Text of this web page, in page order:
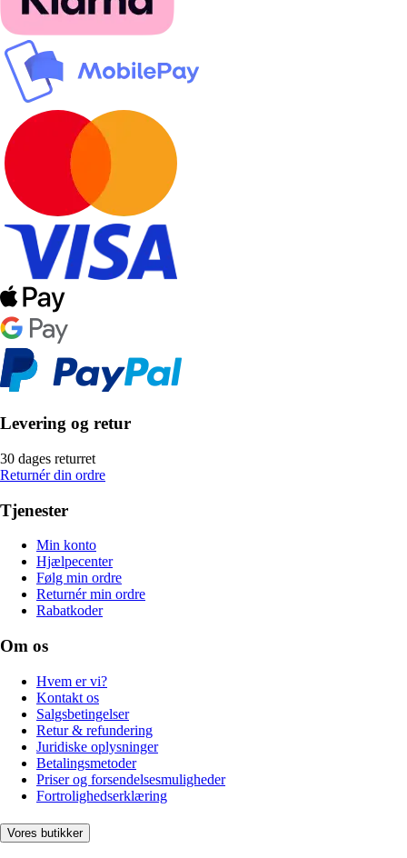
Levering og retur
30 dages returret
Returnér din ordre
Tjenester
Min konto
Hjælpecenter
Følg min ordre
Returnér min ordre
Rabatkoder
Om os
Hvem er vi?
Kontakt os
Salgsbetingelser
Retur & refundering
Juridiske oplysninger
Betalingsmetoder
Priser og forsendelsesmuligheder
Fortrolighedserklæring
Vores butikker